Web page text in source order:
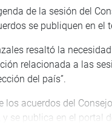
de la sesión del
se publiquen en el
resaltó la
relacionada a las
del país”.
acuerdos del
se publica en el portal